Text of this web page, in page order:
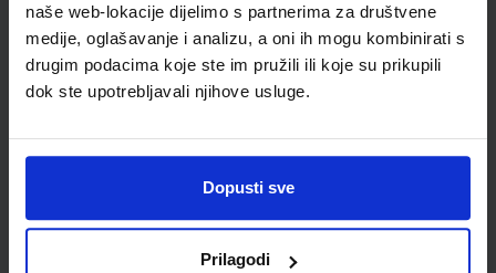
naše web-lokacije dijelimo s partnerima za društvene
medije, oglašavanje i analizu, a oni ih mogu kombinirati s
drugim podacima koje ste im pružili ili koje su prikupili
dok ste upotrebljavali njihove usluge.
Dopusti sve
Prilagodi
Newsletter prijava